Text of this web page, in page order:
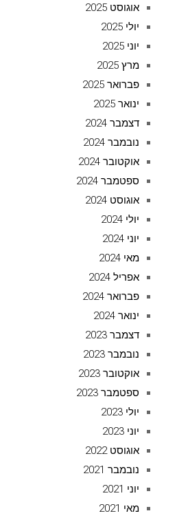
אוגוסט 2025
יולי 2025
יוני 2025
מרץ 2025
פברואר 2025
ינואר 2025
דצמבר 2024
נובמבר 2024
אוקטובר 2024
ספטמבר 2024
אוגוסט 2024
יולי 2024
יוני 2024
מאי 2024
אפריל 2024
פברואר 2024
ינואר 2024
דצמבר 2023
נובמבר 2023
אוקטובר 2023
ספטמבר 2023
יולי 2023
יוני 2023
אוגוסט 2022
נובמבר 2021
יוני 2021
מאי 2021